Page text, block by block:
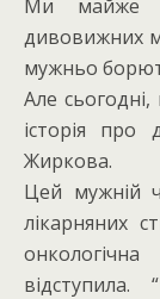
Ми майже
дивовижних
мужньо
Але
історія про
Жиркова.
Цей мужній
лікарняних